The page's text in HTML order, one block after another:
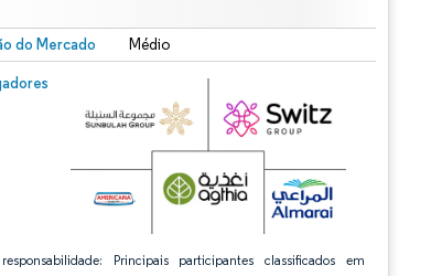
do Mercado Médio
Principais participantes classificados em
Intelligence. O reuso requer atribuição conforme CC BY 4.0.